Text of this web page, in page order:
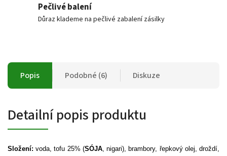
Pečlivé balení
Důraz klademe na pečlivé zabalení zásilky
Popis Podobné (6) Diskuze
Detailní popis produktu
Složení: voda, tofu 25% (SÓJA, nigari), brambory, řepkový olej, droždí,